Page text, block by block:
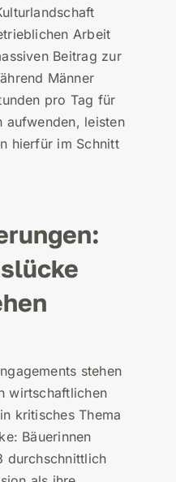
Arbeit
Beitrag zur
Männer
pro Tag für
aufwenden, leisten
hierfür im Schnitt
stehen
wirtschaftlichen
kritisches Thema
Bäuerinnen
durchschnittlich